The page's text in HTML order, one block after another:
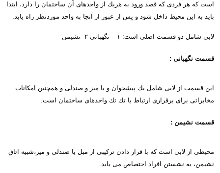
است كه هر فردی كه قصد ورود به هریك از واحدهای آن ساختمان را دارد، ابتدا
باید به این محیط داخل شود و پس از عبور از آنجا به واحد موردنظر راه یابد.
لابی شامل دو قسمت اصلی است: ۱ – نگهبانی ۲- نشیمن
قسمت نگهبانی :
این قسمت از لابی شامل یك پیشخوان و یا میز و صندلی و همچنین امكانات
مخابراتی برای برقراری ارتباط با تك تك واحدهای ساختمان است.
قسمت نشیمن :
محیطی از لابی است كه با قرار دادن تركیبی از مبل یا صندلی و میز،شبیه اتاق
نشیمن، به نشستن افراد اختصاص می یابد.